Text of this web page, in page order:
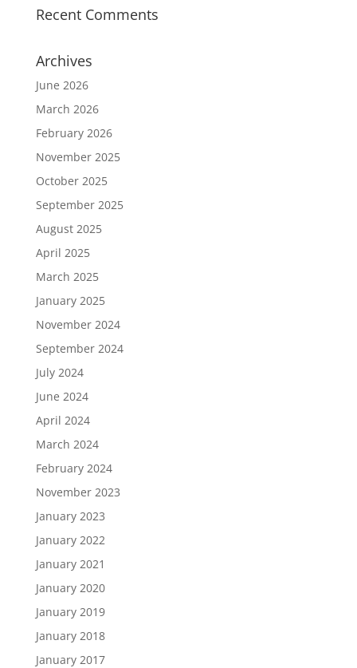
Recent Comments
Archives
June 2026
March 2026
February 2026
November 2025
October 2025
September 2025
August 2025
April 2025
March 2025
January 2025
November 2024
September 2024
July 2024
June 2024
April 2024
March 2024
February 2024
November 2023
January 2023
January 2022
January 2021
January 2020
January 2019
January 2018
January 2017